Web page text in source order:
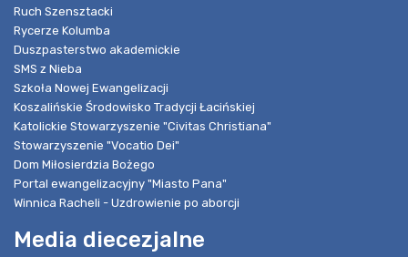
Ruch Szensztacki
Rycerze Kolumba
Duszpasterstwo akademickie
SMS z Nieba
Szkoła Nowej Ewangelizacji
Koszalińskie Środowisko Tradycji Łacińskiej
Katolickie Stowarzyszenie "Civitas Christiana"
Stowarzyszenie "Vocatio Dei"
Dom Miłosierdzia Bożego
Portal ewangelizacyjny "Miasto Pana"
Winnica Racheli - Uzdrowienie po aborcji
Media diecezjalne